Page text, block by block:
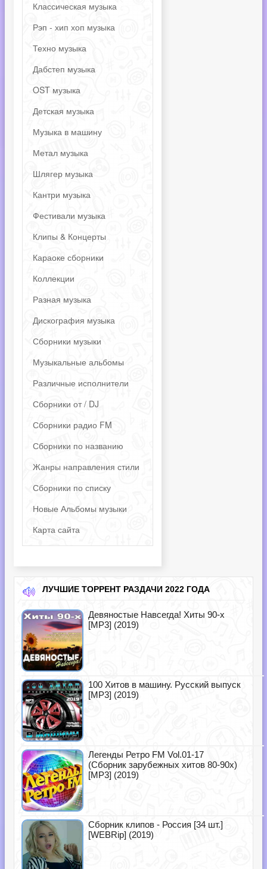
Классическая музыка
Рэп - хип хоп музыка
Техно музыка
Дабстеп музыка
OST музыка
Детская музыка
Музыка в машину
Метал музыка
Шлягер музыка
Кантри музыка
Фестивали музыка
Клипы & Концерты
Караоке сборники
Коллекции
Разная музыка
Дискография музыка
Сборники музыки
Музыкальные альбомы
Различные исполнители
Сборники от / DJ
Сборники радио FM
Сборники по названию
Жанры направления стили
Сборники по списку
Новые Альбомы музыки
Карта сайта
ЛУЧШИЕ ТОРРЕНТ РАЗДАЧИ 2022 ГОДА
Девяностые Навсегда! Хиты 90-х
[MP3] (2019)
100 Хитов в машину. Русский выпуск
[MP3] (2019)
Легенды Ретро FM Vol.01-17
(Сборник зарубежных хитов 80-90х)
[MP3] (2019)
Сборник клипов - Россия [34 шт.]
[WEBRip] (2019)